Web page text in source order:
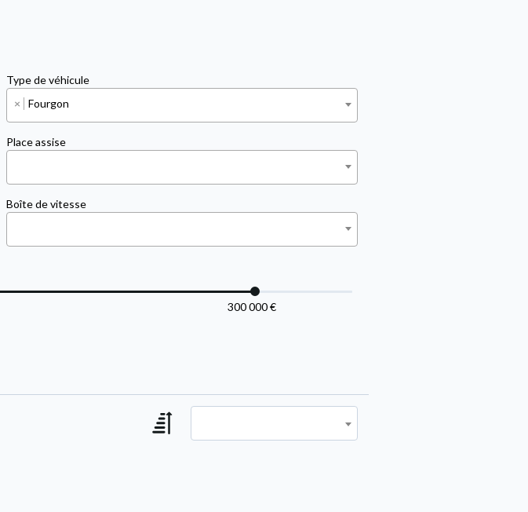
Type de véhicule
×
Fourgon
Place assise
Boîte de vitesse
300 000 €